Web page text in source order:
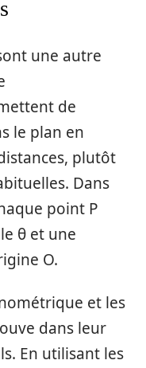
une autre
de
le plan en
plutôt
Dans
point P
θ et une
O.
et les
dans leur
En utilisant les